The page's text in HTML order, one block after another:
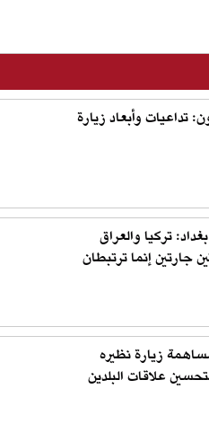
تداعيات وأبعاد زيارة
تركيا والعراق
جارتين إنما ترتبطان
زيارة نظيره
علاقات البلدين